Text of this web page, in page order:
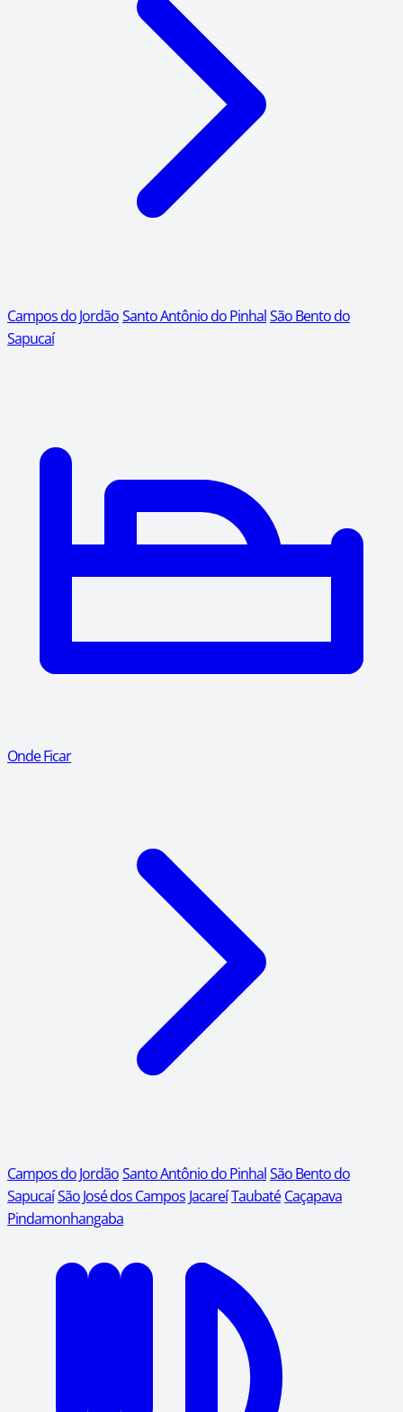
Campos do JordãoSanto Antônio do PinhalSão Bento do
Sapucaí
Onde Ficar
Campos do JordãoSanto Antônio do PinhalSão Bento do
SapucaíSão José dos Campos JacareíTaubaté Caçapava
Pindamonhangaba